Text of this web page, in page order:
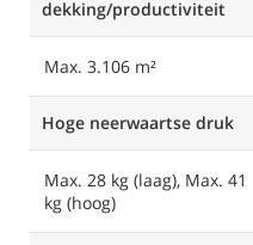
dekking/productiviteit
Max. 3.106 m²
Hoge neerwaartse druk
Max. 28 kg (laag), Max. 41
kg (hoog)